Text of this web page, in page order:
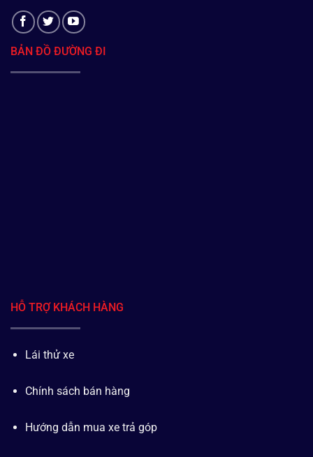
BẢN ĐỒ ĐƯỜNG ĐI
HỖ TRỢ KHÁCH HÀNG
Lái thử xe
Chính sách bán hàng
Hướng dẫn mua xe trả góp